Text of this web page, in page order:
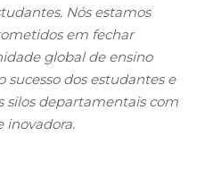
Nós estamos
em fechar
global de ensino
sucesso dos estudantes e
silos departamentais com
inovadora.